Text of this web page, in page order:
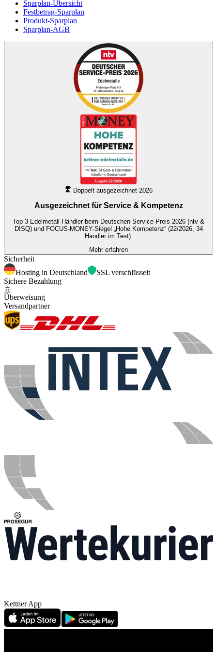
Sparplan-Übersicht
Festbetrag-Sparplan
Produkt-Sparplan
Sparplan-AGB
Doppelt ausgezeichnet 2026
Ausgezeichnet für Service & Kompetenz
Top 3 Edelmetall-Händler beim Deutschen Service-Preis 2026 (ntv &
DISQ) und FOCUS-MONEY-Siegel „Hohe Kompetenz“ (22/2026, 34
Händler im Test).
Mehr erfahren
Sicherheit
Hosting in Deutschland
SSL verschlüsselt
Sichere Bezahlung
Überweisung
Versandpartner
Kettner App